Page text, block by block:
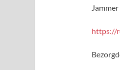
https://